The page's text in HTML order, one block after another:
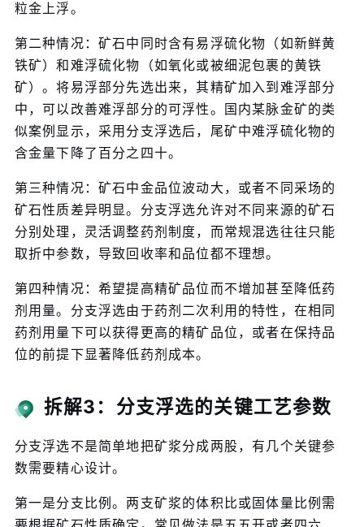
粒金上浮。
第二种情况：矿石中同时含有易浮硫化物（如新鲜黄
铁矿）和难浮硫化物（如氧化或被细泥包裹的黄铁
矿）。将易浮部分先选出来，其精矿加入到难浮部分
中，可以改善难浮部分的可浮性。国内某脉金矿的类
似案例显示，采用分支浮选后，尾矿中难浮硫化物的
含金量下降了百分之四十。
第三种情况：矿石中金品位波动大，或者不同采场的
矿石性质差异明显。分支浮选允许对不同来源的矿石
分别处理，灵活调整药剂制度，而常规混选往往只能
取折中参数，导致回收率和品位都不理想。
第四种情况：希望提高精矿品位而不增加甚至降低药
剂用量。分支浮选由于药剂二次利用的特性，在相同
药剂用量下可以获得更高的精矿品位，或者在保持品
位的前提下显著降低药剂成本。
拆解3：分支浮选的关键工艺参数
分支浮选不是简单地把矿浆分成两股，有几个关键参
数需要精心设计。
第一是分支比例。两支矿浆的体积比或固体量比例需